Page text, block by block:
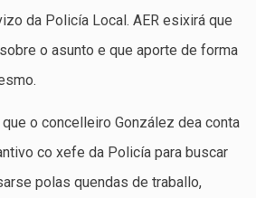
da Policía Local. AER esixirá que
o asunto e que aporte de forma
o concelleiro González dea conta
co xefe da Policía para buscar
polas quendas de traballo,